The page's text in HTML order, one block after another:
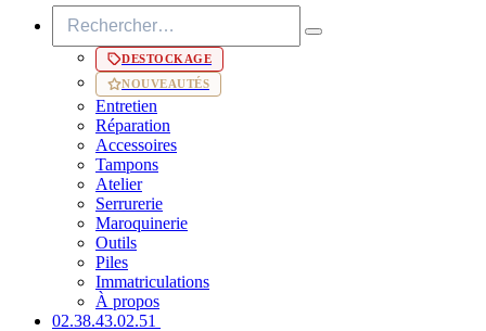
DESTOCKAGE
NOUVEAUTÉS
Entretien
Réparation
Accessoires
Tampons
Atelier
Serrurerie
Maroquinerie
Outils
Piles
Immatriculations
À propos
02.38.43​.02.51